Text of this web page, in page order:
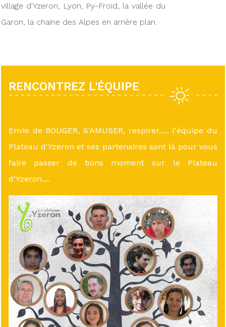
village d'Yzeron, Lyon, Py-Froid, la vallée du
Garon, la chaine des Alpes en arrière plan.
RENCONTREZ L'ÉQUIPE
Envie de BOUGER, S'AMUSER, respirer..... l'équipe du
Plateau d'Yzeron et ses partenaires sont là pour vous
faire passer de bons moment sur le Plateau
d'Yzeron....